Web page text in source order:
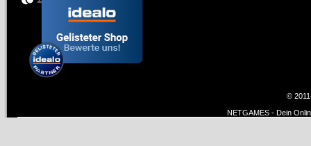
©
NETGAMES - Dein